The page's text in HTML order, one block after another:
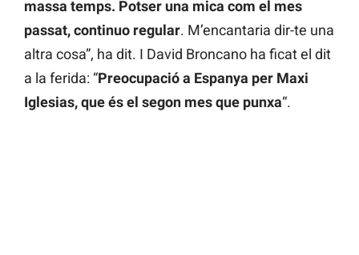
massa temps. Potser una mica com el mes
passat, continuo regular. M’encantaria dir-te una
altra cosa”, ha dit. I David Broncano ha ficat el dit
a la ferida: “Preocupació a Espanya per Maxi
Iglesias, que és el segon mes que punxa“.